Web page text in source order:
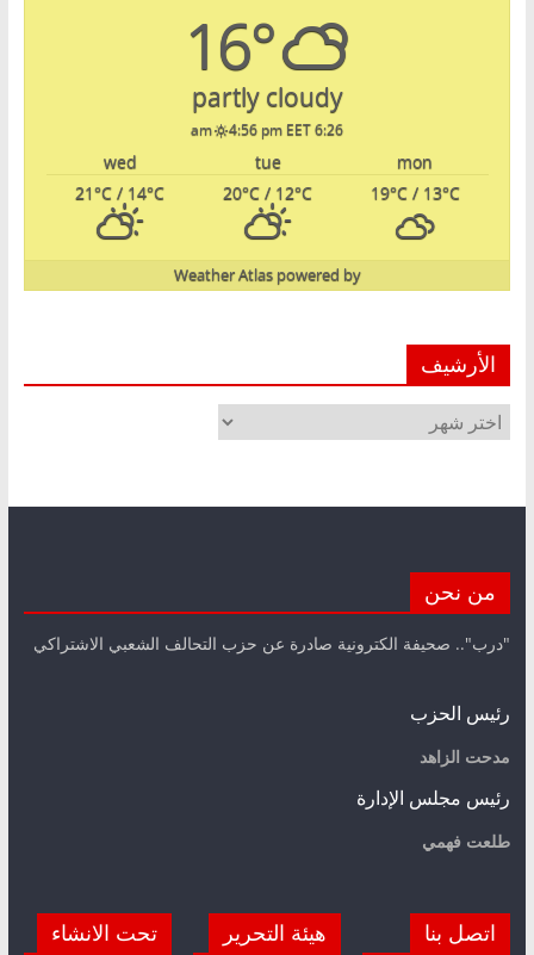
16°
partly cloudy
6:26 am
4:56 pm EET
mon
tue
wed
19°C/ 13°C
20°C / 12°C
21°C / 14°C
powered by
Weather Atlas
الأرشيف
الأرشيف
من نحن
"درب".. صحيفة الكترونية صادرة عن حزب التحالف الشعبي الاشتراكي
رئيس الحزب
مدحت الزاهد
رئيس مجلس الإدارة
طلعت فهمي
اتصل بنا هيئة التحرير تحت الانشاء